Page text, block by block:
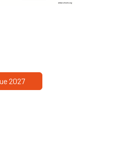
2027